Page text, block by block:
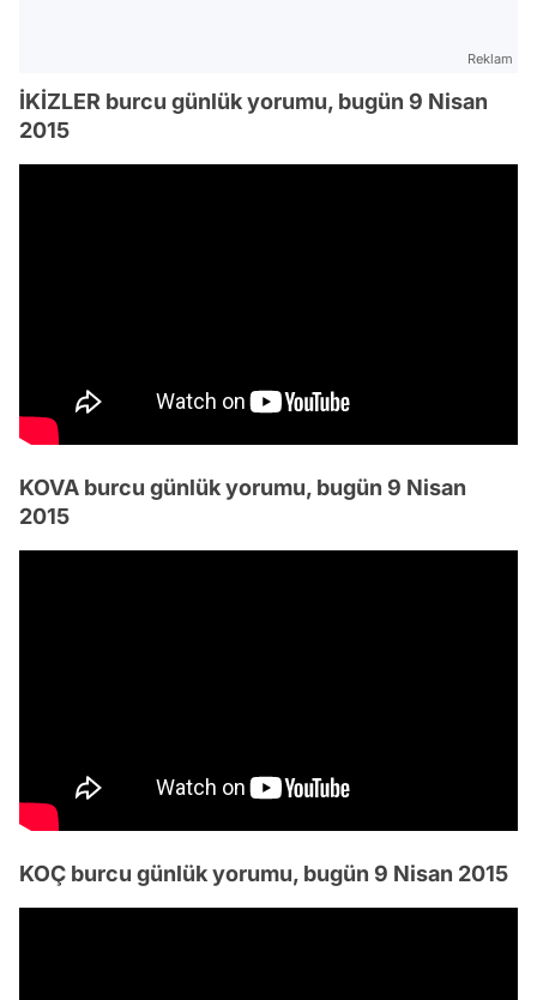
Reklam
İKİZLER burcu günlük yorumu, bugün 9 Nisan
2015
KOVA burcu günlük yorumu, bugün 9 Nisan
2015
KOÇ burcu günlük yorumu, bugün 9 Nisan 2015